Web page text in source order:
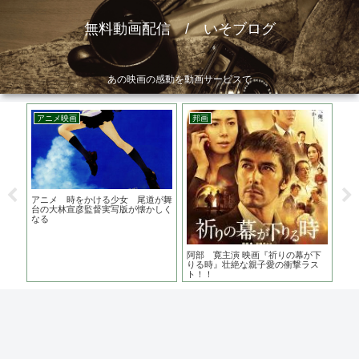
無料動画配信 / いそブログ
あの映画の感動を動画サービスで
ケ
アニメ映画
アニメ 時をかける少女 尾道が舞
台の大林宣彦監督実写版が懐かしく
なる
邦画
阿部 寛主演 映画『祈りの幕が下
りる時』壮絶な親子愛の衝撃ラス
ト！！
星